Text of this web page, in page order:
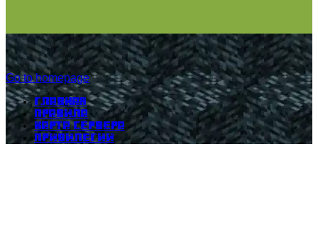
Go to homepage
Главная
Правила
Карта сервера
Привилегии